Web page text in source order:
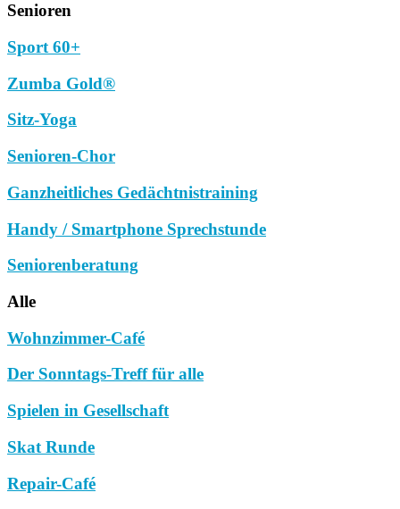
Senioren
Sport 60+
Zumba Gold®
Sitz-Yoga
Senioren-Chor
Ganzheitliches Gedächtnistraining
Handy / Smartphone Sprechstunde
Seniorenberatung
Alle
Wohnzimmer-Café
Der Sonntags-Treff für alle
Spielen in Gesellschaft
Skat Runde
Repair-Café